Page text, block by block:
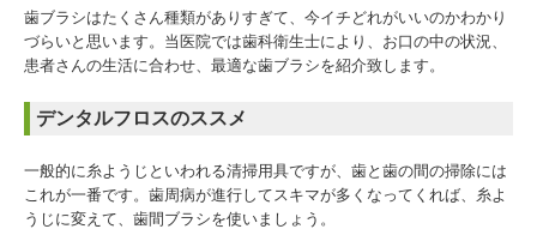
歯ブラシはたくさん種類がありすぎて、今イチどれがいいのかわかり
づらいと思います。当医院では歯科衛生士により、お口の中の状況、
患者さんの生活に合わせ、最適な歯ブラシを紹介致します。
デンタルフロスのススメ
一般的に糸ようじといわれる清掃用具ですが、歯と歯の間の掃除には
これが一番です。歯周病が進行してスキマが多くなってくれば、糸よ
うじに変えて、歯間ブラシを使いましょう。